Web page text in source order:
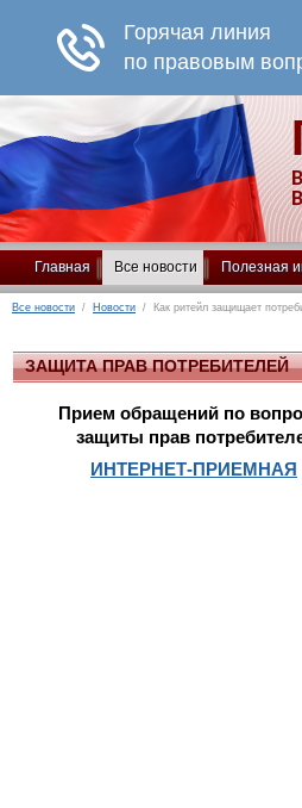
Главная Все новости Полезная
Все новости / Новости / Как ритейл защищает
ЗАЩИТА ПРАВ ПОТРЕБИТЕЛЕЙ
Прием обращений по
защиты прав
ИНТЕРНЕТ-ПРИЕМНАЯ